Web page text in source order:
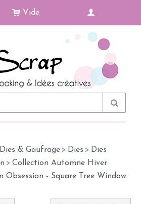
Vide
Dies & Gaufrage > Dies > Dies
> Collection Automne Hiver
Obsession - Square Tree Window